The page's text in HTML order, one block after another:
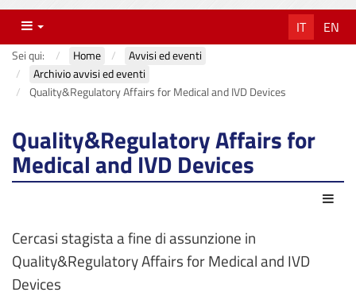
Menu IT EN
Sei qui: Home
Avvisi ed eventi
Archivio avvisi ed eventi
Quality&Regulatory Affairs for Medical and IVD Devices
Quality&Regulatory Affairs for
Medical and IVD Devices
Cercasi stagista a fine di assunzione in
Quality&Regulatory Affairs for Medical and IVD
Devices